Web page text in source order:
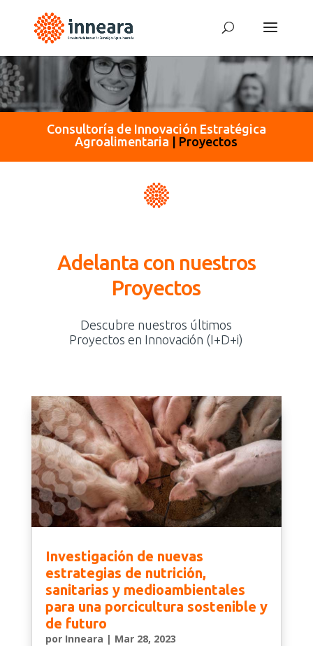
Consultoría de Innovación Estratégica
Agroalimentaria
Proyectos
Adelanta con nuestros
Proyectos
Descubre nuestros últimos
Proyectos en Innovación (I+D+i)
Investigación de nuevas
estrategias de nutrición,
sanitarias y medioambientales
para una porcicultura sostenible y
de futuro
por Inneara | Mar 28, 2023